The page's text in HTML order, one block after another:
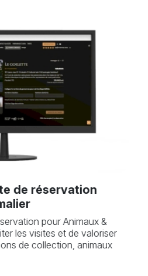
Création d'un site de
Création d’un site de réservation
maison de charme avec jacuzzi
de très bonne qualité.